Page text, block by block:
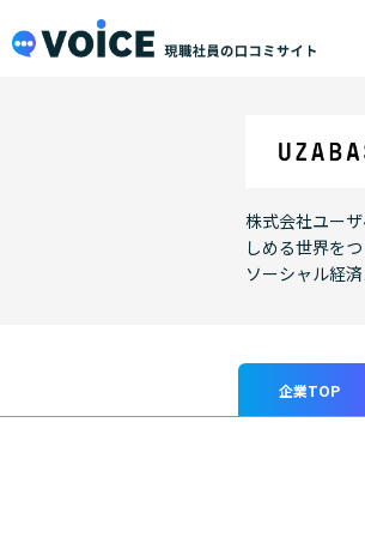
メインコンテンツにスキップ
株式会社ユー
しめる世界を
ソーシャル経
企業TOP